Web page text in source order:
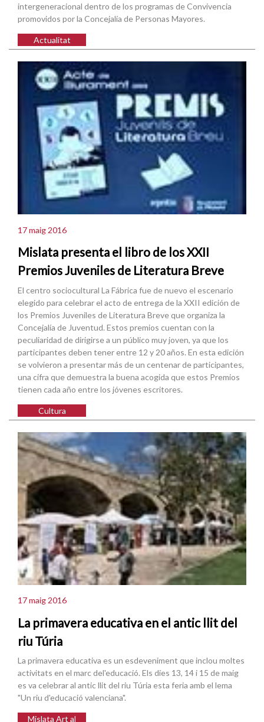
intergeneracional dentro de los programas de Convivencia
promovidos por la Concejalía de Personas Mayores.
Actualitat
17 maig 2016
Mislata presenta el libro de los XXII
Premios Juveniles de Literatura Breve
El centro sociocultural La Fábrica fue de nuevo el escenario
elegido para celebrar el acto de entrega de la XXII edición de
los Premios Juveniles de Literatura Breve que organiza la
Concejalía de Juventud. Estos premios cuentan con la
peculiaridad de dirigirse a un público muy joven, ya que los
participantes deben tener entre 12 y 20 años. En esta edición
se volvieron a presentar más de un centenar de participantes,
una cifra que demuestra la buena acogida que estos Premios
tienen cada año entre los jóvenes escritores.
Cultura
17 maig 2016
La primavera educativa en el antic llit del
riu Túria
La primavera educativa es un esdeveniment que inclou moltes
activitats en el marc del'educació. Els dies 13, 14 i 15 de maig
es va celebrar al antic llit del riu Túria esta feria amb el lema
"Un riu d'educació valenciana".
Mislata Art al